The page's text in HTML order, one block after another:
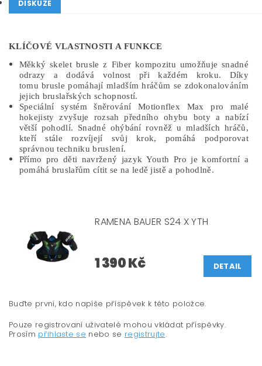
DISKUZE
KLÍČOVÉ VLASTNOSTI A FUNKCE
Měkký skelet brusle z Fiber kompozitu umožňuje snadné
odrazy a dodává volnost při každém kroku. Díky
tomu brusle pomáhají mladším hráčům se zdokonalováním
jejich bruslařských schopností.
Speciální systém šněrování Motionflex Max pro malé
hokejisty zvyšuje rozsah předního ohybu boty a nabízí
větší pohodlí. Snadné ohýbání rovněž u mladších hráčů,
kteří stále rozvíjejí svůj krok, pomáhá podporovat
správnou techniku bruslení.
Přímo pro děti navržený jazyk Youth Pro je komfortní a
pomáhá bruslařům cítit se na ledě jistě a pohodlně.
RAMENA BAUER S24 X YTH
1 390 Kč DETAIL
Buďte první, kdo napíše příspěvek k této položce.
Pouze registrovaní uživatelé mohou vkládat příspěvky.
Prosím přihlaste se nebo se registrujte.